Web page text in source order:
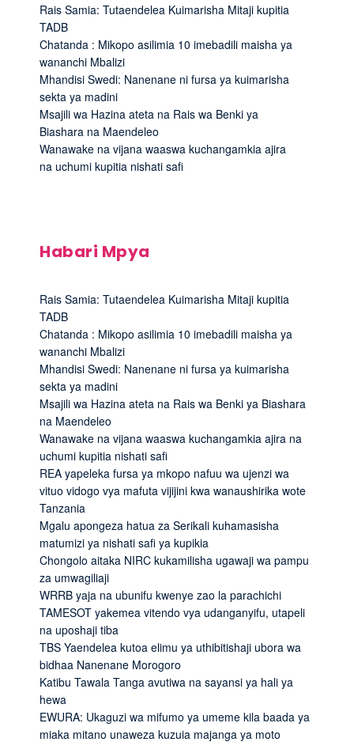
Rais Samia: Tutaendelea Kuimarisha Mitaji kupitia
TADB
Chatanda : Mikopo asilimia 10 imebadili maisha ya
wananchi Mbalizi
Mhandisi Swedi: Nanenane ni fursa ya kuimarisha
sekta ya madini
Msajili wa Hazina ateta na Rais wa Benki ya
Biashara na Maendeleo
Wanawake na vijana waaswa kuchangamkia ajira
na uchumi kupitia nishati safi
Habari Mpya
Rais Samia: Tutaendelea Kuimarisha Mitaji kupitia
TADB
Chatanda : Mikopo asilimia 10 imebadili maisha ya
wananchi Mbalizi
Mhandisi Swedi: Nanenane ni fursa ya kuimarisha
sekta ya madini
Msajili wa Hazina ateta na Rais wa Benki ya Biashara
na Maendeleo
Wanawake na vijana waaswa kuchangamkia ajira na
uchumi kupitia nishati safi
REA yapeleka fursa ya mkopo nafuu wa ujenzi wa
vituo vidogo vya mafuta vijijini kwa wanaushirika wote
Tanzania
Mgalu apongeza hatua za Serikali kuhamasisha
matumizi ya nishati safi ya kupikia
Chongolo aitaka NIRC kukamilisha ugawaji wa pampu
za umwagiliaji
WRRB yaja na ubunifu kwenye zao la parachichi
TAMESOT yakemea vitendo vya udanganyifu, utapeli
na uposhaji tiba
TBS Yaendelea kutoa elimu ya uthibitishaji ubora wa
bidhaa Nanenane Morogoro
Katibu Tawala Tanga avutiwa na sayansi ya hali ya
hewa
EWURA: Ukaguzi wa mifumo ya umeme kila baada ya
miaka mitano unaweza kuzuia majanga ya moto